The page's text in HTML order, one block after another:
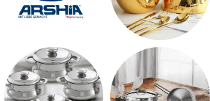
ARSHiA